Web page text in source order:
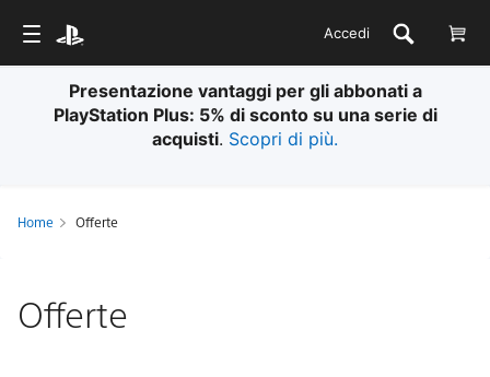
Accedi
Presentazione vantaggi per gli abbonati a
PlayStation Plus: 5% di sconto su una serie di
acquisti. Scopri di più.
Home Offerte
Offerte